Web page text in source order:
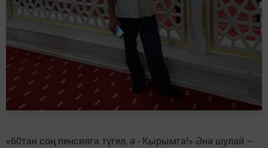
«60тан соң пенсиягә түгел, ә - Кырымга!» Әнә шулай –